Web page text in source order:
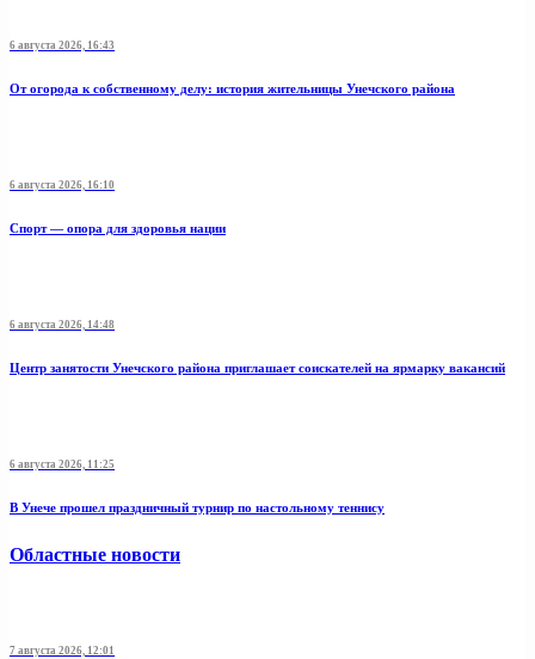
6 августа 2026, 16:43
От огорода к собственному делу: история жительницы Унечского района
6 августа 2026, 16:10
Спорт — опора для здоровья нации
6 августа 2026, 14:48
Центр занятости Унечского района приглашает соискателей на ярмарку вакансий
6 августа 2026, 11:25
В Унече прошел праздничный турнир по настольному теннису
Областные новости
7 августа 2026, 12:01